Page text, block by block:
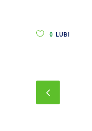
0 LUBI